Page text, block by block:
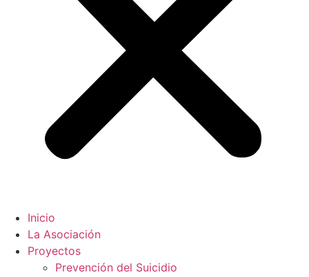
Inicio
La Asociación
Proyectos
Prevención del Suicidio